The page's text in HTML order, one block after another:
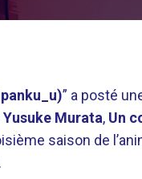
” a posté
Yusuke Murata, Un
saison de